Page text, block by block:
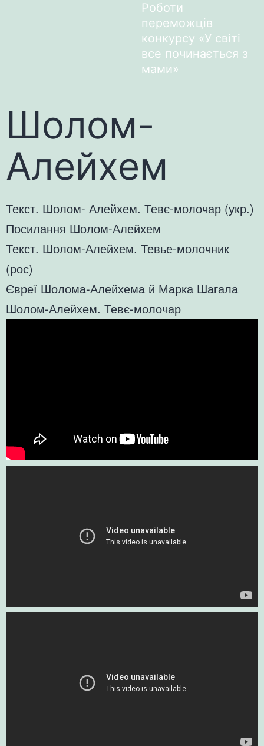
Роботи
переможців
конкурсу «У світі
все починається з
мами»
Шолом-
Алейхем
Текст. Шолом- Алейхем. Тевє-молочар (укр.)
Посилання Шолом-Алейхем
Текст. Шолом-Алейхем. Тевье-молочник
(рос)
Євреї Шолома-Алейхема й Марка Шагала
Шолом-Алейхем. Тевє-молочар